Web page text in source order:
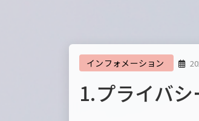
インフォメーション
1.プライバ